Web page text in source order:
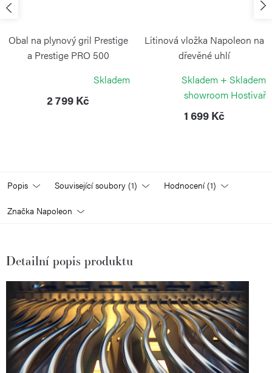
Obal na plynový gril Prestige
a Prestige PRO 500
Skladem
2 799 Kč
Litinová vložka Napoleon na
dřevěné uhlí
Skladem + Skladem
showroom Hostivař
1 699 Kč
Popis Související soubory (1) Hodnocení (1)
Značka Napoleon
Detailní popis produktu